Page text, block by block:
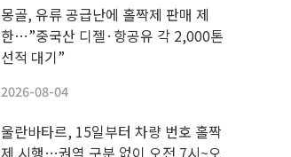
몽골, 유류 공급난에 홀짝제 판매 제
한…”중국산 디젤·항공유 각 2,000톤
선적 대기”
2026-08-04
울란바타르, 15일부터 차량 번호 홀짝
제 시행…권역 구분 없이 오전 7시~오